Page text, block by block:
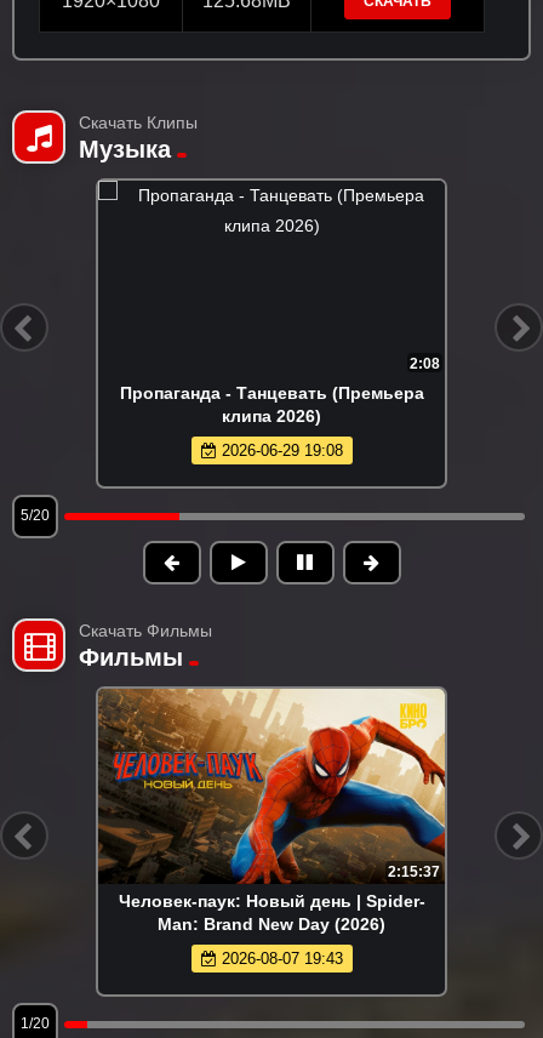
Скачать Клипы
Музыка
Рустам Нахушев - Жизнь как будто
хороша (Премьера клипа 2026)
2026-06-21 19:45
6/20
Скачать Фильмы
Фильмы
2:15:37
Человек-паук: Новый день | Spider-
Man: Brand New Day (2026)
2026-08-07 19:43
1/20